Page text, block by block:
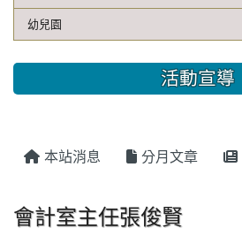
幼兒園
活動宣導
本站消息 分月文章
會計室主任張俊賢